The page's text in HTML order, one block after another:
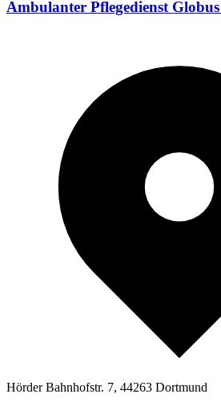
Ambulanter Pflegedienst
Hörder Bahnhofstr. 7, 44263 Dortmund